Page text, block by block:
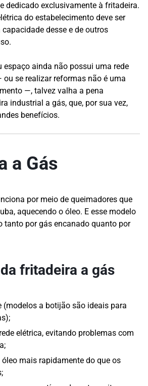
dedicado exclusivamente à fritadeira.
do estabelecimento deve ser
desse e de outros
espaço ainda não possui uma rede
se realizar reformas não é uma
—, talvez valha a pena
industrial a gás, que, por sua vez,
benefícios.
a Gás
por meio de queimadores que
aquecendo o óleo. E esse modelo
tanto por gás encanado quanto por
fritadeira a gás
(modelos a botijão são ideais para
elétrica, evitando problemas com
óleo mais rapidamente do que os